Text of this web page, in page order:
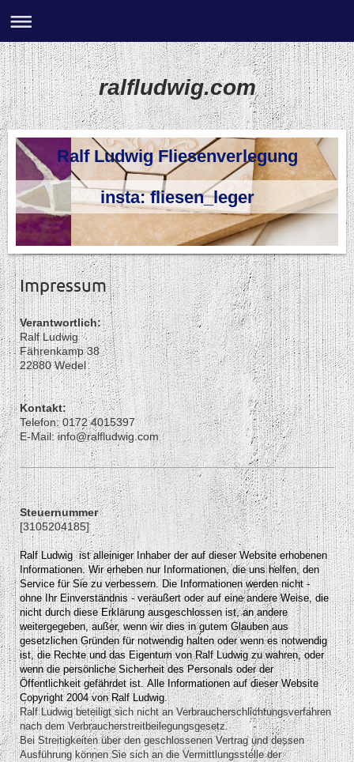
ralfludwig.com
Ralf Ludwig Fliesenverlegung
insta: fliesen_leger
Impressum
Verantwortlich:
Ralf Ludwig
Fährenkamp 38
22880 Wedel
Kontakt:
Telefon: 0172 4015397
E-Mail: info@ralfludwig.com
Steuernummer
[3105204185]
Ralf Ludwig ist alleiniger Inhaber der auf dieser Website erhobenen
Informationen. Wir erheben nur Informationen, die uns helfen, den
Service für Sie zu verbessern. Die Informationen werden nicht -
ohne Ihr Einverständnis - veräußert oder auf eine andere Weise, die
nicht durch diese Erklärung ausgeschlossen ist, an andere
weitergegeben, außer, wenn wir dies in gutem Glauben aus
gesetzlichen Gründen für notwendig halten oder wenn es notwendig
ist, die Rechte und das Eigentum von Ralf Ludwig zu wahren, oder
wenn die persönliche Sicherheit des Personals oder der
Öffentlichkeit gefährdet ist.Alle Informationen auf dieser Website
Copyright 2004 von Ralf Ludwig.
Ralf Ludwig beteiligt sich nicht an Verbraucherschlichtungsverfahren
nach dem Verbraucherstreitbeilegungsgesetz.
Bei Streitigkeiten über den geschlossenen Vertrag und dessen
Ausführung können Sie sich an die Vermittlungsstelle der